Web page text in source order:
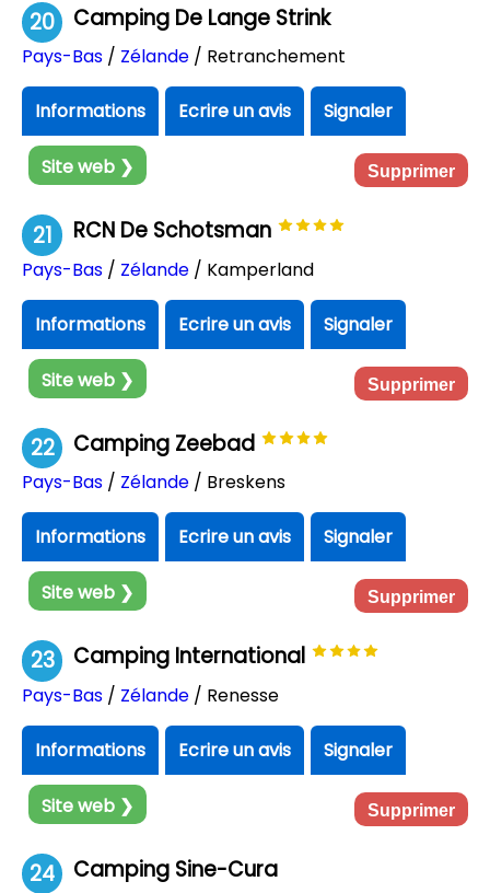
20 Camping De Lange Strink
Pays-Bas / Zélande / Retranchement
Informations Ecrire un avis Signaler
Site web ❯ Supprimer
21 RCN De Schotsman
Pays-Bas / Zélande / Kamperland
Informations Ecrire un avis Signaler
Site web ❯ Supprimer
22 Camping Zeebad
Pays-Bas / Zélande / Breskens
Informations Ecrire un avis Signaler
Site web ❯ Supprimer
23 Camping International
Pays-Bas / Zélande / Renesse
Informations Ecrire un avis Signaler
Site web ❯ Supprimer
24 Camping Sine-Cura